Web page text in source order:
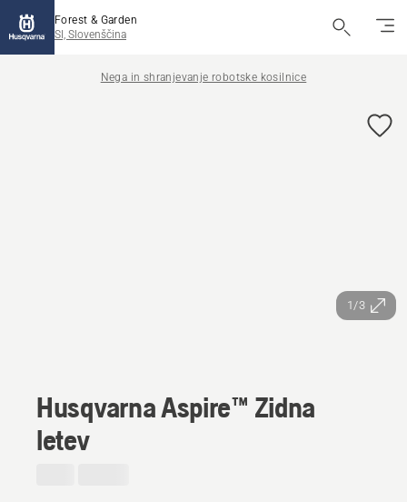
Forest & Garden
SI, Slovenščina
Nega in shranjevanje robotske kosilnice
1/3
Husqvarna Aspire™ Zidna
letev